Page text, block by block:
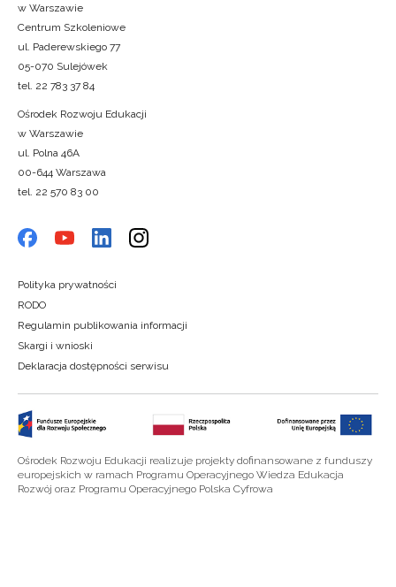
w Warszawie
Centrum Szkoleniowe
ul. Paderewskiego 77
05-070 Sulejówek
tel. 22 783 37 84
Ośrodek Rozwoju Edukacji
w Warszawie
ul. Polna 46A
00-644 Warszawa
tel. 22 570 83 00
Polityka prywatności
RODO
Regulamin publikowania informacji
Skargi i wnioski
Deklaracja dostępności serwisu
Ośrodek Rozwoju Edukacji realizuje projekty dofinansowane z funduszy
europejskich w ramach Programu Operacyjnego Wiedza Edukacja
Rozwój oraz Programu Operacyjnego Polska Cyfrowa